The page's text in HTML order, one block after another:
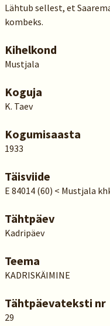
Lähtub sellest, et
kombeks.
Kihelkond
Mustjala
Koguja
K. Taev
Kogumisaasta
1933
Täisviide
E 84014 (60) < Mustjala
Tähtpäev
Kadripäev
Teema
KADRISKÄIMINE
Tähtpäevateksti nr
29